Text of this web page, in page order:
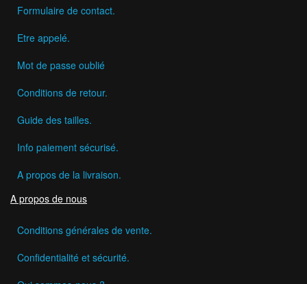
Formulaire de contact.
Etre appelé.
Mot de passe oublié
Conditions de retour.
Guide des tailles.
Info paiement sécurisé.
A propos de la livraison.
A propos de nous
Conditions générales de vente.
Confidentialité et sécurité.